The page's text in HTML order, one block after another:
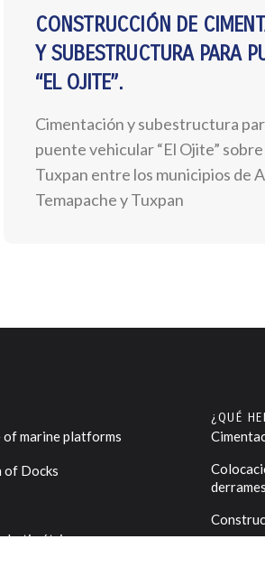
CONSTRUCCIÓN DE
Y SUBESTRUCTURA PARA
“EL OJITE”.
Cimentación y subestructura
puente vehicular “El Ojite”
Tuxpan entre los municipios de
Temapache y Tuxpan
marine platforms
of Docks
¿QUÉ